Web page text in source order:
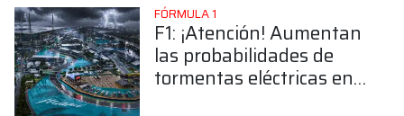
FÓRMULA 1
F1: ¡Atención! Aumentan
las probabilidades de
tormentas eléctricas en